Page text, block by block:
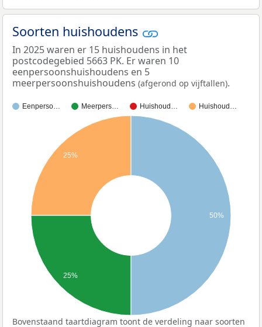
Soorten huishoudens
In 2025 waren er 15 huishoudens in het
postcodegebied 5663 PK. Er waren 10
eenpersoonshuishoudens en 5
meerpersoonshuishoudens (afgerond op vijftallen).
Eenperso… Meerpers… Huishoud… Huishoud…
25%
25%
50%
Bovenstaand taartdiagram toont de verdeling naar soorten